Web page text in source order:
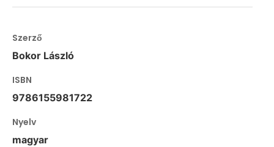
Szerző
Bokor László
ISBN
9786155981722
Nyelv
magyar